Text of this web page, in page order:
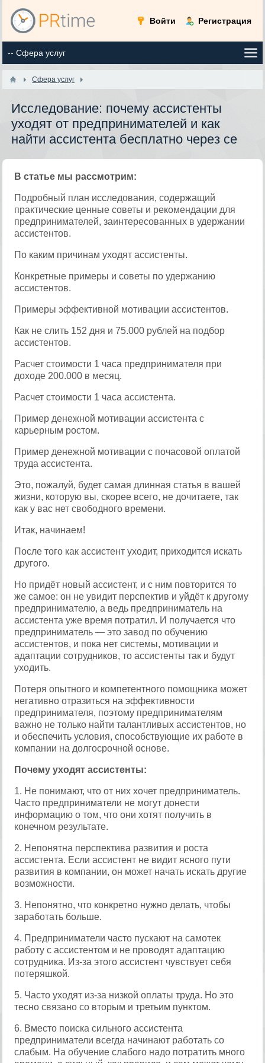
Войти Регистрация
Сфера услуг
Исследование: почему ассистенты
уходят от предпринимателей и как
найти ассистента бесплатно через се
В статье мы рассмотрим:
Подробный план исследования, содержащий
практические ценные советы и рекомендации для
предпринимателей, заинтересованных в удержании
ассистентов.
По каким причинам уходят ассистенты.
Конкретные примеры и советы по удержанию
ассистентов.
Примеры эффективной мотивации ассистентов.
Как не слить 152 дня и 75.000 рублей на подбор
ассистентов.
Расчет стоимости 1 часа предпринимателя при
доходе 200.000 в месяц.
Расчет стоимости 1 часа ассистента.
Пример денежной мотивации ассистента с
карьерным ростом.
Пример денежной мотивации с почасовой оплатой
труда ассистента.
Это, пожалуй, будет самая длинная статья в вашей
жизни, которую вы, скорее всего, не дочитаете, так
как у вас нет свободного времени.
Итак, начинаем!
После того как ассистент уходит, приходится искать
другого.
Но придёт новый ассистент, и с ним повторится то
же самое: он не увидит перспектив и уйдёт к другому
предпринимателю, а ведь предприниматель на
ассистента уже время потратил. И получается что
предприниматель — это завод по обучению
ассистентов, и пока нет системы, мотивации и
адаптации сотрудников, то ассистенты так и будут
уходить.
Потеря опытного и компетентного помощника может
негативно отразиться на эффективности
предпринимателя, поэтому предпринимателям
важно не только найти талантливых ассистентов, но
и обеспечить условия, способствующие их работе в
компании на долгосрочной основе.
Почему уходят ассистенты:
1. Не понимают, что от них хочет предприниматель.
Часто предприниматели не могут донести
информацию о том, что они хотят получить в
конечном результате.
2. Непонятна перспектива развития и роста
ассистента. Если ассистент не видит ясного пути
развития в компании, он может начать искать другие
возможности.
3. Непонятно, что конкретно нужно делать, чтобы
заработать больше.
4. Предприниматели часто пускают на самотек
работу с ассистентом и не проводят адаптацию
сотрудника. Из-за этого ассистент чувствует себя
потеряшкой.
5. Часто уходят из-за низкой оплаты труда. Но это
тесно связано со вторым и третьим пунктом.
6. Вместо поиска сильного ассистента
предприниматели всегда начинают работать со
слабым. На обучение слабого надо потратить много